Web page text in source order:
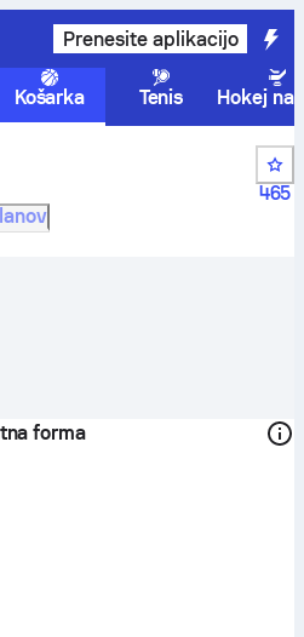
Prenesite aplikacijo
Košarka Tenis
Hokej na
Africa
Ruanda rezultati,
465
forma